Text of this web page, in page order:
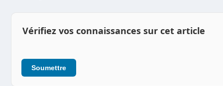
Vérifiez vos connaissances sur cet article
Soumettre